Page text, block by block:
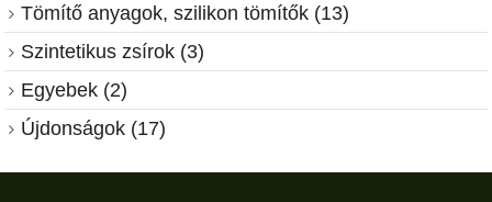
Tömítő anyagok, szilikon tömítők (13)
Szintetikus zsírok (3)
Egyebek (2)
Újdonságok (17)